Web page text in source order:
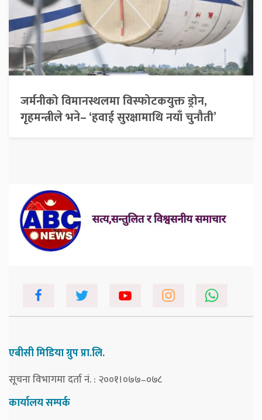
जर्मनीको विमानस्थलमा विस्फोटकयुक्त ड्रोन,
गृहमन्त्रीले भने– ‘हवाई सुरक्षामाथि नयाँ चुनौती’
एबीसी मिडिया ग्रुप प्रा.लि.
सूचना विभागमा दर्ता नं. : २००१।०७७–०७८
कार्यालय सम्पर्क